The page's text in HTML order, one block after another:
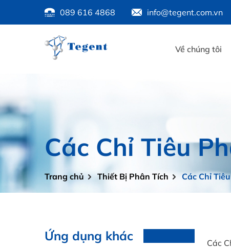
089 616 4868 info@tegent.com.vn
Về chúng tôi
Các Chỉ Tiêu
Trang chủ Thiết Bị Phân Tích Các Chỉ
Ứng dụng khác
Các